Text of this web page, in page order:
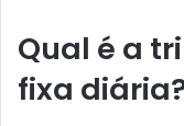
Qual é a
fixa